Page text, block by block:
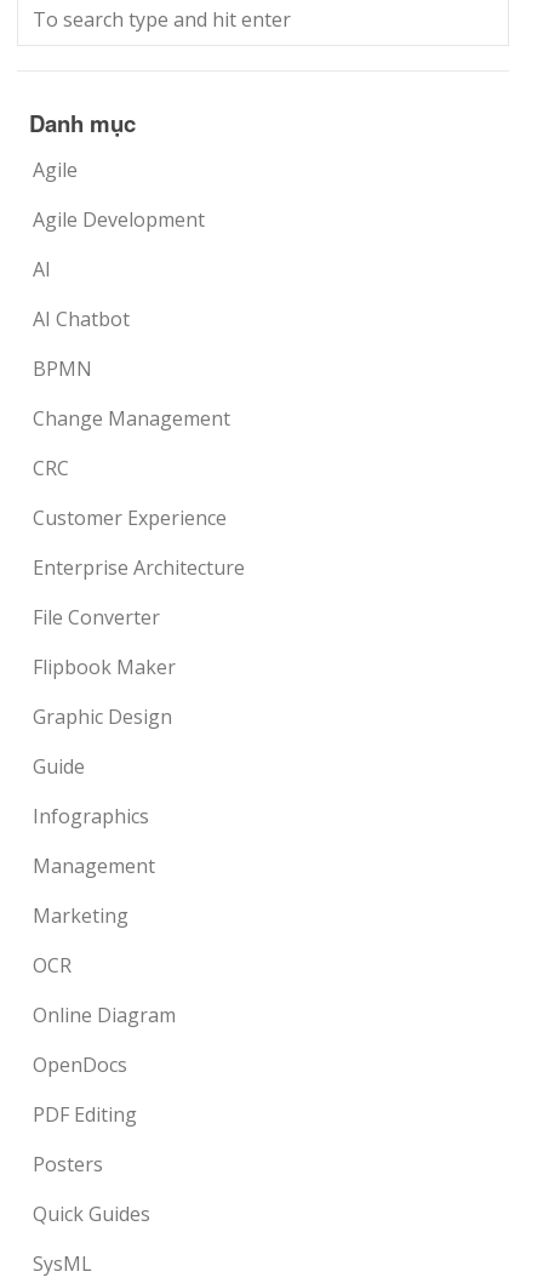
Danh mục
Agile
Agile Development
AI
AI Chatbot
BPMN
Change Management
CRC
Customer Experience
Enterprise Architecture
File Converter
Flipbook Maker
Graphic Design
Guide
Infographics
Management
Marketing
OCR
Online Diagram
OpenDocs
PDF Editing
Posters
Quick Guides
SysML